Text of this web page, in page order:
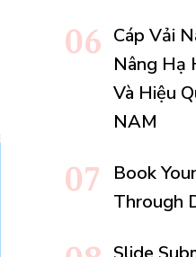
Cáp Vải
Nâng Hạ
Và Hiệu
NAM
Book
Through